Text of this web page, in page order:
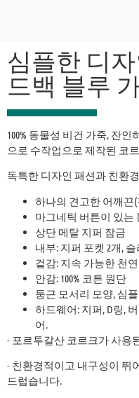
심플한 디
드백 블루
100% 동물성 비건 가죽, 잔인
으로 수작업으로 제작된 코
독특한 디자인 패션과 친환
하나의 견고한 어깨끈
마그네틱 버튼이 있는
상단 메탈 지퍼 잠금
내부: 지퍼 포켓 2개,
겉감: 지속 가능한 천
안감: 100% 코튼 원단
둥근 모서리 모양, 심
하드웨어: 지퍼, D링,
어.
- 포르투갈산 코르크가 사용
- 친환경적이고 내구성이 뛰
드럽습니다.